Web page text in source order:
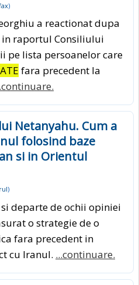
)
a reactionat dupa
raportul Consiliului
pe lista persoanelor care
fara precedent la
Netanyahu. Cum a
folosind baze
si in Orientul
)
departe de ochii opiniei
o strategie de o
fara precedent in
cu Iranul. ...continuare.